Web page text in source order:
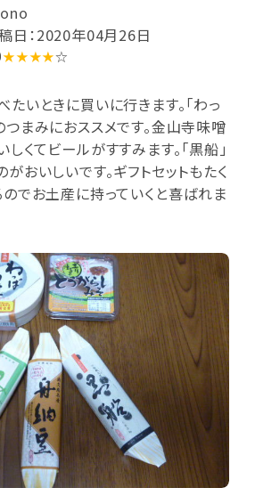
日：2020年04月26日
★★★★☆
いときに買いに行きます。「わっ
まみにおススメです。金山寺味噌
くてビールがすすみます。「黒船」
おいしいです。ギフトセットもたく
でお土産に持っていくと喜ばれま